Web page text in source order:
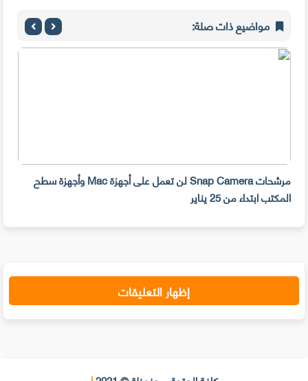
مواضيع ذات صلة:
مرشحات Snap Camera لن تعمل على أجهزة Mac وأجهزة سطح
المكتب ابتداء من 25 يناير
إظهار التعليقات